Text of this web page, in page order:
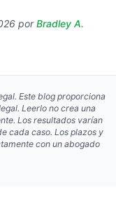
por Bradley A.
. Este blog proporciona
Leerlo no crea una
Los resultados varían
cada caso. Los plazos y
con un abogado